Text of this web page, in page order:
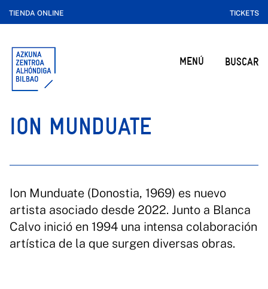
TIENDA ONLINE TICKETS
MENÚ BUSCAR
ION MUNDUATE
Ion Munduate (Donostia, 1969) es nuevo
artista asociado desde 2022. Junto a Blanca
Calvo inició en 1994 una intensa colaboración
artística de la que surgen diversas obras.